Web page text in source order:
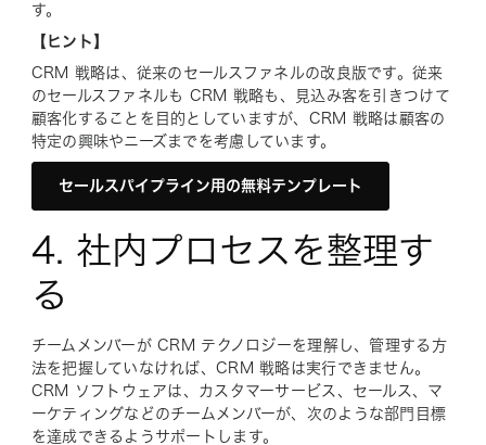
す。
【ヒント】
CRM 戦略は、従来のセールスファネルの改良版です。従来
のセールスファネルも CRM 戦略も、見込み客を引きつけて
顧客化することを目的としていますが、CRM 戦略は顧客の
特定の興味やニーズまでを考慮しています。
セールスパイプライン用の無料テンプレート
4. 社内プロセスを整理す
る
チームメンバーが CRM テクノロジーを理解し、管理する方
法を把握していなければ、CRM 戦略は実行できません。
CRM ソフトウェアは、カスタマーサービス、セールス、マ
ーケティングなどのチームメンバーが、次のような部門目標
を達成できるようサポートします。